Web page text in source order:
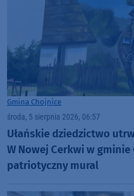
Gmina Chojnice
środa, 5 sierpnia 2026, 06:57
Ułańskie dziedzictwo
W Nowej Cerkwi w
patriotyczny mural